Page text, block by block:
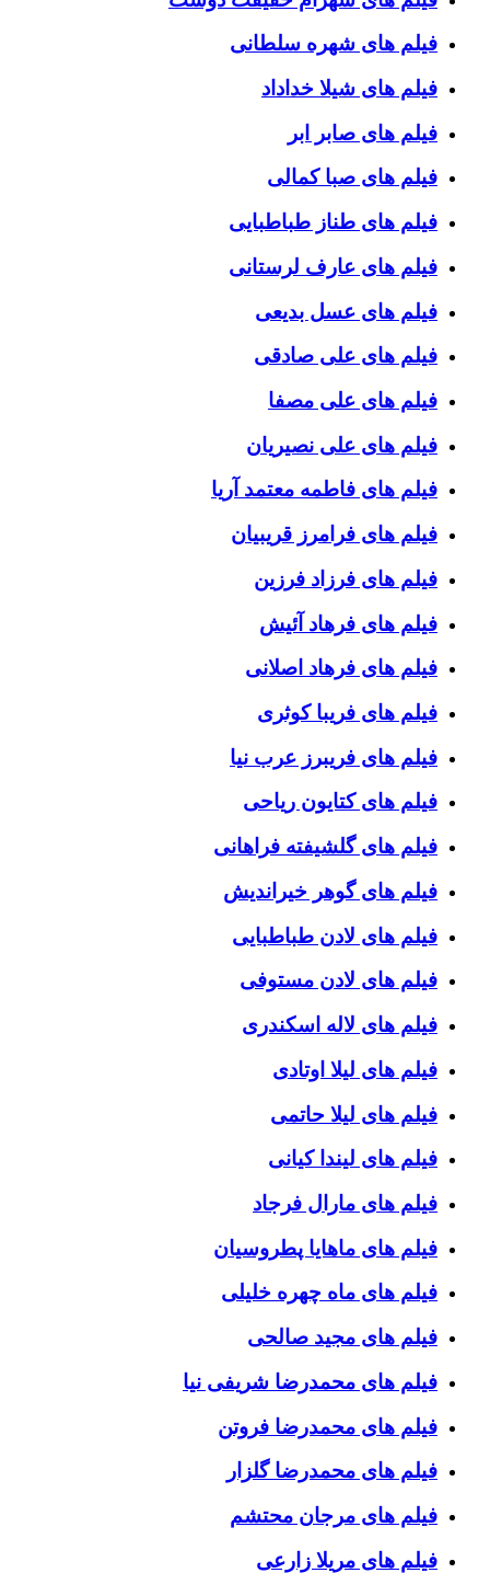
فیلم های شهره سلطانی
فیلم های شیلا خداداد
فیلم های صابر ابر
فیلم های صبا کمالی
فیلم های طناز طباطبایی
فیلم های عارف لرستانی
فیلم های عسل بدیعی
فیلم های علی صادقی
فیلم های علی مصفا
فیلم های علی نصیریان
فیلم های فاطمه معتمد آریا
فیلم های فرامرز قریبیان
فیلم های فرزاد فرزین
فیلم های فرهاد آئیش
فیلم های فرهاد اصلانی
فیلم های فریبا کوثری
فیلم های فریبرز عرب نیا
فیلم های کتایون ریاحی
فیلم های گلشیفته فراهانی
فیلم های گوهر خیراندیش
فیلم های لادن طباطبایی
فیلم های لادن مستوفی
فیلم های لاله اسکندری
فیلم های لیلا اوتادی
فیلم های لیلا حاتمی
فیلم های لیندا کیانی
فیلم های مارال فرجاد
فیلم های ماهایا پطروسیان
فیلم های ماه چهره خلیلی
فیلم های مجید صالحی
فیلم های محمدرضا شریفی نیا
فیلم های محمدرضا فروتن
فیلم های محمدرضا گلزار
فیلم های مرجان محتشم
فیلم های مریلا زارعی